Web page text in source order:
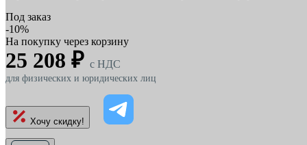
Под заказ
-10%
На покупку через корзину
25 208 ₽ c НДС
для физических и юридических лиц
Хочу скидку!